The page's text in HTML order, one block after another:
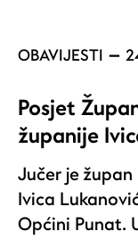
OBAVIJESTI
Posjet
županije
Jučer je
Ivica
Općini Punat.